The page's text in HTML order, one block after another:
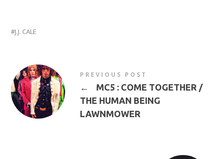
J.J. CALE
PREVIOUS POST
←
MC5 : COME TOGETHER /
THE HUMAN BEING
LAWNMOWER